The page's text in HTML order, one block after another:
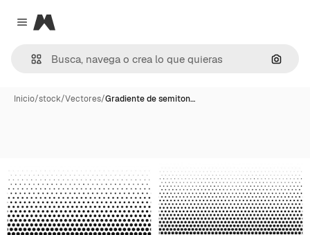
Close menu
Magnific
Inicio/stock/Vectores/Gradiente de semiton…